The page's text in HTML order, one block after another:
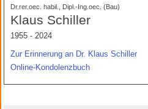
Dr.rer.oec. habil., Dipl.-Ing.oec. (Bau)
Klaus Schiller
1955 - 2024
Zur Erinnerung an Dr. Klaus Schiller
Online-Kondolenzbuch